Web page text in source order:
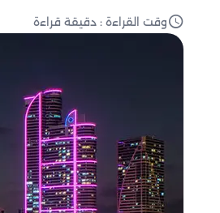
وقت القراءة : دقيقة قراءة